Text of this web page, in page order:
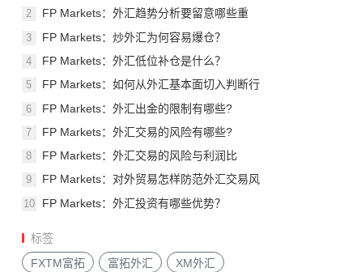
2
FP Markets：外汇趋势分析要留意哪些重
3 FP Markets：炒外汇为何容易爆仓？
4 FP Markets：外汇低位补仓是什么？
5
FP Markets：如何从外汇基本面切入判断行
6 FP Markets：外汇出金的限制有哪些?
7 FP Markets：外汇交易的风险有哪些?
8 FP Markets：外汇交易的风险与利润比
9
FP Markets：对外贸易怎样防范外汇交易风
10 FP Markets：外汇投资有哪些优势？
标签
FXTM富拓
富拓外汇
XM外汇